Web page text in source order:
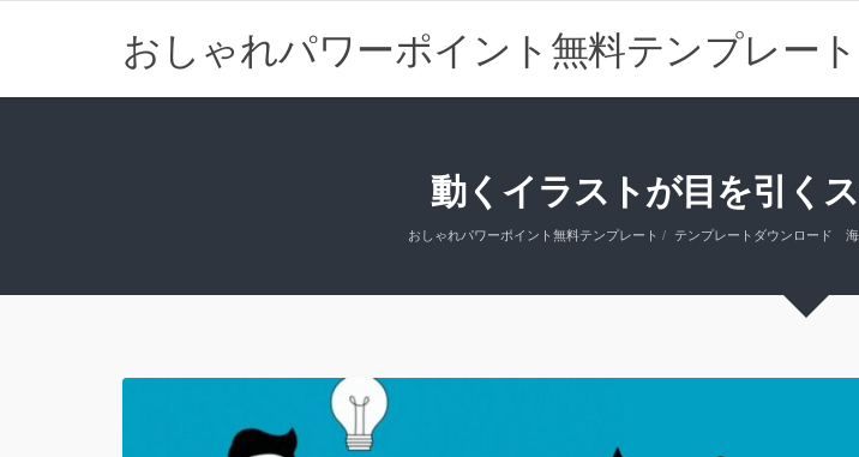
おしゃれパワーポイント無料テンプレート
動くイラストが目を引く
おしゃれパワーポイント無料テンプレート テンプレートダウンロード 海